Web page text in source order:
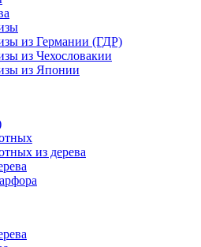
из Германии (ГДР)
из Чехословакии
из Японии
из дерева